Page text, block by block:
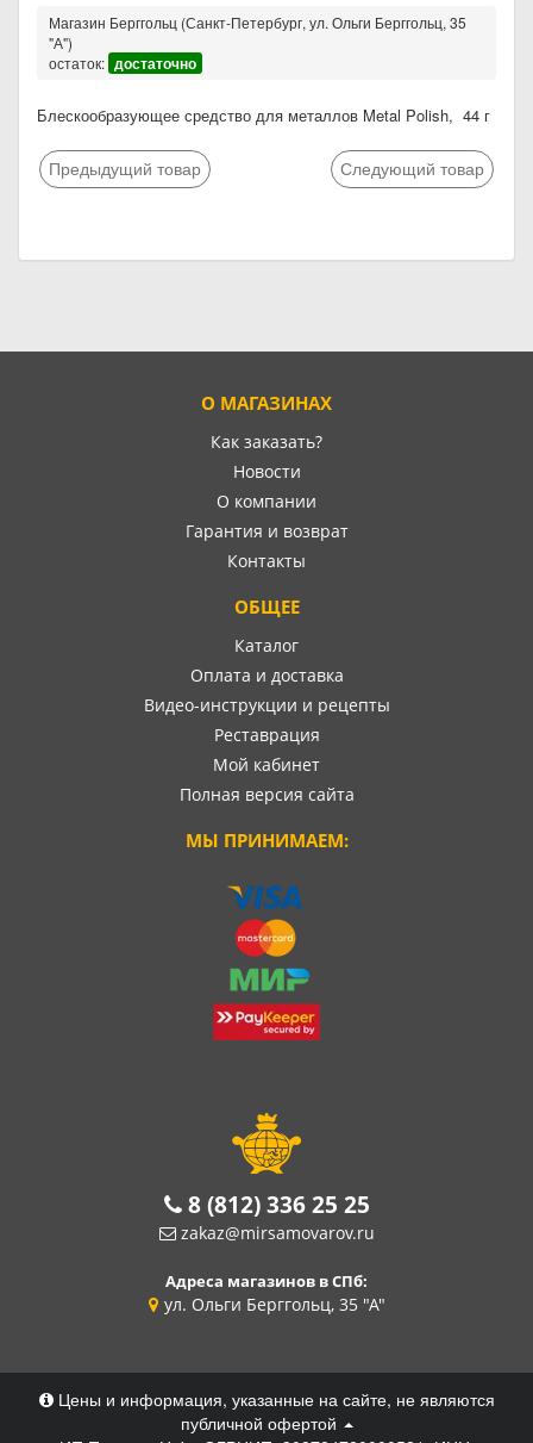
Магазин Берггольц (Санкт-Петербург, ул. Ольги Берггольц, 35
"А")
остаток: достаточно
Блескообразующее средство для металлов Metal Polish, 44 г
Предыдущий товар Следующий товар
О МАГАЗИНАХ
Как заказать?
Новости
О компании
Гарантия и возврат
Контакты
ОБЩЕЕ
Каталог
Оплата и доставка
Видео-инструкции и рецепты
Реставрация
Мой кабинет
Полная версия сайта
МЫ ПРИНИМАЕМ:
8 (812) 336 25 25
zakaz@mirsamovarov.ru
Адреса магазинов в СПб:
ул. Ольги Берггольц, 35 "А"
Цены и информация, указанные на сайте, не являются
публичной офертой